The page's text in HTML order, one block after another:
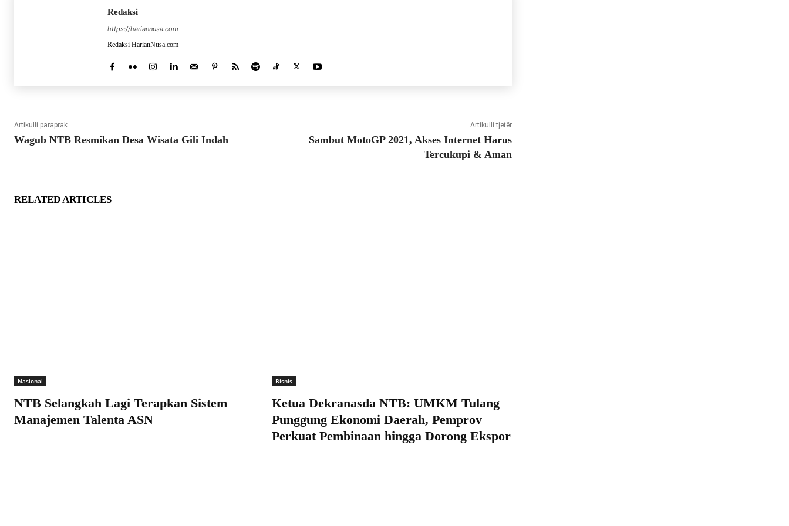
Redaksi
https://hariannusa.com
Redaksi HarianNusa.com
Artikulli paraprak
Wagub NTB Resmikan Desa Wisata Gili Indah
Artikulli tjetër
Sambut MotoGP 2021, Akses Internet Harus
Tercukupi & Aman
RELATED ARTICLES
Nasional
NTB Selangkah Lagi Terapkan Sistem
Manajemen Talenta ASN
Bisnis
Ketua Dekranasda NTB: UMKM Tulang
Punggung Ekonomi Daerah, Pemprov
Perkuat Pembinaan hingga Dorong Ekspor